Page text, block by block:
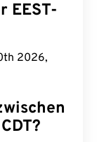
EEST-
2026,